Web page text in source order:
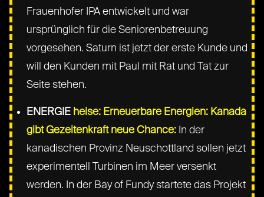
Frauenhofer IPA entwickelt und war
ursprünglich für die Seniorenbetreuung
vorgesehen. Saturn ist jetzt der erste Kunde und
will den Kunden mit Paul mit Rat und Tat zur
Seite stehen.
ENERGIE heise: Erneuerbare Energien: Kanada
gibt Gezeitenkraft neue Chance: In der
kanadischen Provinz Neuschottland sollen jetzt
experimentell Turbinen im Meer versenkt
werden. In der Bay of Fundy startete das Projekt